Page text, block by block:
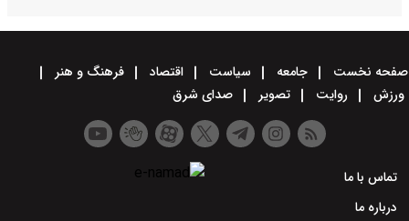
صفحه نخست جامعه سیاست اقتصاد
فرهنگ و هنر
ورزش
روایت تصویر صدای شرق
تماس با ما
درباره ما